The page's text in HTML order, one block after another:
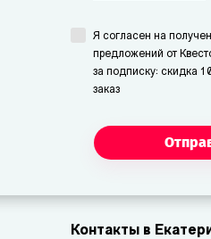
Я согласен на
предложений от
за подписку: скидка
заказ
Контакты в